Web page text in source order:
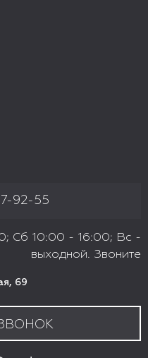
92-55
Сб 10:00 - 16:00; Вс -
выходной. Звоните
69